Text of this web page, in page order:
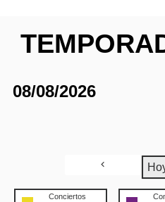
08/08/2026
Conciertos